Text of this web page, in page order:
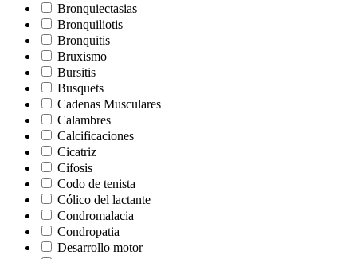
Bronquiectasias
Bronquiliotis
Bronquitis
Bruxismo
Bursitis
Busquets
Cadenas Musculares
Calambres
Calcificaciones
Cicatriz
Cifosis
Codo de tenista
Cólico del lactante
Condromalacia
Condropatia
Desarrollo motor